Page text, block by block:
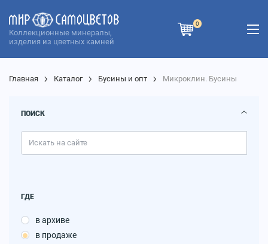
Коллекционные минералы,
изделия из цветных камней
0
Главная Каталог Бусины и опт Микроклин. Бусины
ПОИСК
ГДЕ
в архиве
в продаже